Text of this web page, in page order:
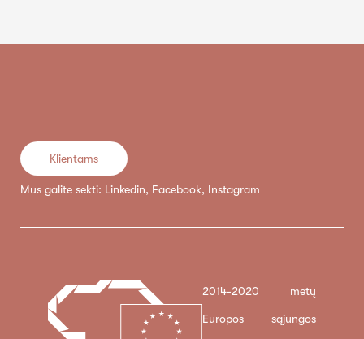
Klientams
Mus galite sekti: Linkedin, Facebook, Instagram
2014-2020 metų
Europos sąjungos